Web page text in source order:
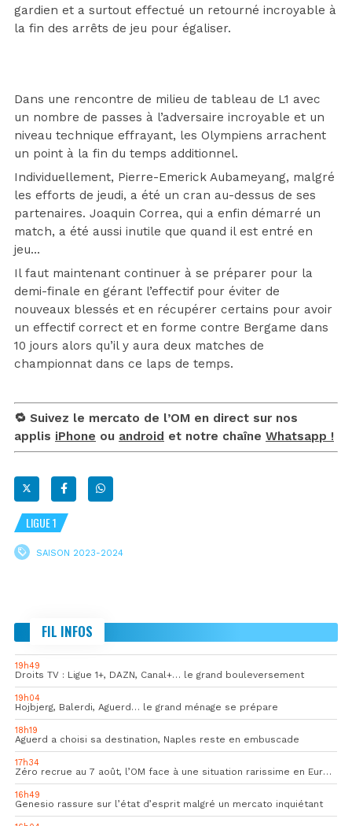
gardien et a surtout effectué un retourné incroyable à
la fin des arrêts de jeu pour égaliser.
Dans une rencontre de milieu de tableau de L1 avec
un nombre de passes à l’adversaire incroyable et un
niveau technique effrayant, les Olympiens arrachent
un point à la fin du temps additionnel.
Individuellement, Pierre-Emerick Aubameyang, malgré
les efforts de jeudi, a été un cran au-dessus de ses
partenaires. Joaquin Correa, qui a enfin démarré un
match, a été aussi inutile que quand il est entré en
jeu…
Il faut maintenant continuer à se préparer pour la
demi-finale en gérant l’effectif pour éviter de
nouveaux blessés et en récupérer certains pour avoir
un effectif correct et en forme contre Bergame dans
10 jours alors qu’il y aura deux matches de
championnat dans ce laps de temps.
🔁 Suivez le mercato de l’OM en direct sur nos
applis iPhone ou android et notre chaîne Whatsapp !
LIGUE 1
SAISON 2023-2024
FIL INFOS
19h49
Droits TV : Ligue 1+, DAZN, Canal+… le grand bouleversement
19h04
Hojbjerg, Balerdi, Aguerd… le grand ménage se prépare
18h19
Aguerd a choisi sa destination, Naples reste en embuscade
17h34
Zéro recrue au 7 août, l’OM face à une situation rarissime en Europe
16h49
Genesio rassure sur l’état d’esprit malgré un mercato inquiétant